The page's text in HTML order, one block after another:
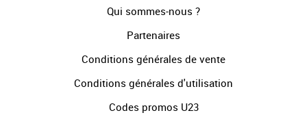
Qui sommes-nous ?
Partenaires
Conditions générales de vente
Conditions générales d'utilisation
Codes promos U23